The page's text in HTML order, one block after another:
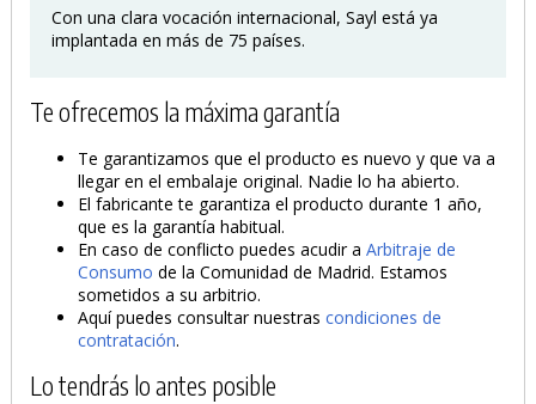
Con una clara vocación internacional, Sayl está ya
implantada en más de 75 países.
Te ofrecemos la máxima garantía
Te garantizamos que el producto es nuevo y que va a
llegar en el embalaje original. Nadie lo ha abierto.
El fabricante te garantiza el producto durante 1 año,
que es la garantía habitual.
En caso de conflicto puedes acudir aArbitraje de
Consumo de la Comunidad de Madrid. Estamos
sometidos a su arbitrio.
Aquí puedes consultar nuestrascondiciones de
contratación.
Lo tendrás lo antes posible